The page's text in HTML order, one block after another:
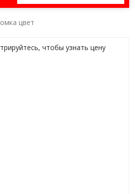
цвет
, чтобы узнать цену